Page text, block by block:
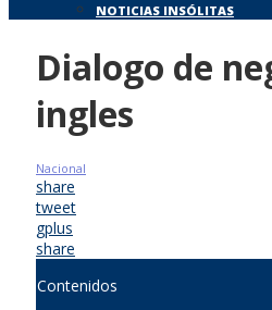
NOTICIAS INSÓLITAS
Dialogo de
ingles
Nacional
share
tweet
gplus
share
Contenidos